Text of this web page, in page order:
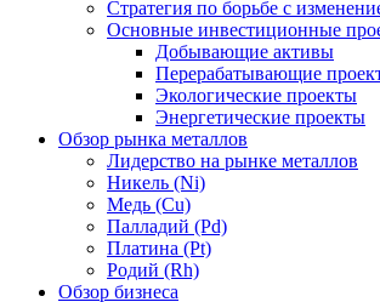
Стратегия по борьбе с
Основные инвестиционные
Добывающие активы
Перерабатывающие
Экологические проекты
Энергетические проекты
Обзор рынка металлов
Лидерство на рынке металлов
Никель (Ni)
Медь (Cu)
Палладий (Pd)
Платина (Pt)
Родий (Rh)
Обзор бизнеса